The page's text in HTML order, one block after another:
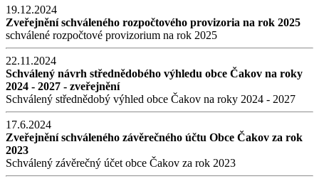
19.12.2024
Zveřejnění schváleného rozpočtového provizoria na rok 2025
schválené rozpočtové provizorium na rok 2025
22.11.2024
Schválený návrh střednědobého výhledu obce Čakov na roky
2024 - 2027 - zveřejnění
Schválený střednědobý výhled obce Čakov na roky 2024 - 2027
17.6.2024
Zveřejnění schváleného závěrečného účtu Obce Čakov za rok
2023
Schválený závěrečný účet obce Čakov za rok 2023